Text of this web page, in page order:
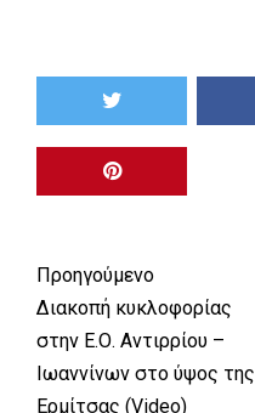
Προηγούμενο
Διακοπή κυκλοφορίας
στην Ε.Ο. Αντιρρίου –
Ιωαννίνων στο ύψος της
Ερμίτσας (Video)